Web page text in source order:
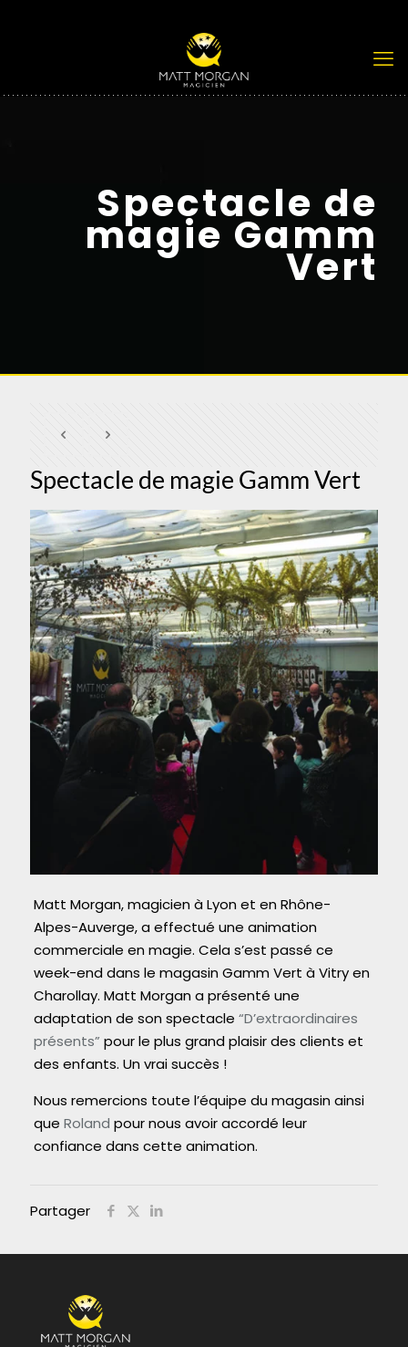
Spectacle de
magie Gamm
Vert
Spectacle de magie Gamm Vert
Matt Morgan, magicien à Lyon et en Rhône-
Alpes-Auverge, a effectué une animation
commerciale en magie. Cela s’est passé ce
week-end dans le magasin Gamm Vert à Vitry en
Charollay. Matt Morgan a présenté une
adaptation de son spectacle “D’extraordinaires
présents” pour le plus grand plaisir des clients et
des enfants. Un vrai succès !
Nous remercions toute l’équipe du magasin ainsi
que Roland pour nous avoir accordé leur
confiance dans cette animation.
Partager